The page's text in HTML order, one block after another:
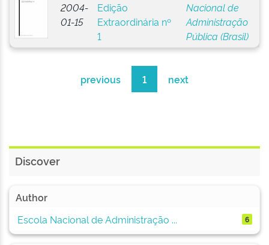
2004-
01-15
Edição
Extraordinária nº
1
Nacional de
Administração
Pública (Brasil)
previous 1 next
Discover
Author
Escola Nacional de Administração ...
6